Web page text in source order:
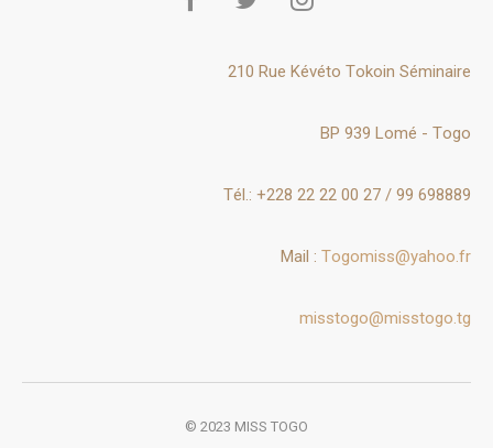
210 Rue Kévéto Tokoin Séminaire
BP 939 Lomé - Togo
Tél.: +228 22 22 00 27 / 99 698889
Mail : Togomiss@yahoo.fr
misstogo@misstogo.tg
© 2023 MISS TOGO